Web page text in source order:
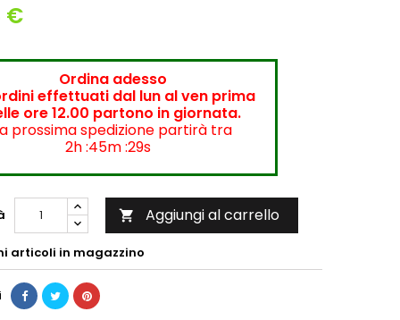
€
Ordina adesso
effettuati dal lun al ven prima
ore 12.00 partono in giornata.
prossima spedizione partirà tra
2h :45m :28s
 Aggiungi al carrello
articoli in magazzino